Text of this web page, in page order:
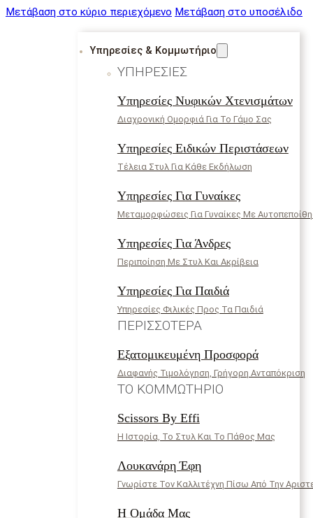
Μετάβαση στο κύριο περιεχόμενο Μετάβαση στο υποσέλιδο
Υπηρεσίες & Κομμωτήριο
ΥΠΗΡΕΣΊΕΣ
Υπηρεσίες Νυφικών Χτενισμάτων
Διαχρονική Ομορφιά Για Το Γάμο Σας
Υπηρεσίες Ειδικών Περιστάσεων
Τέλεια Στυλ Για Κάθε Εκδήλωση
Υπηρεσίες Για Γυναίκες
Μεταμορφώσεις Για Γυναίκες Με
Υπηρεσίες Για Άνδρες
Περιποίηση Με Στυλ Και Ακρίβεια
Υπηρεσίες Για Παιδιά
Υπηρεσίες Φιλικές Προς Τα Παιδιά
ΠΕΡΙΣΣΌΤΕΡΑ
Εξατομικευμένη Προσφορά
Διαφανής Τιμολόγηση, Γρήγορη Ανταπόκριση
ΤΟ ΚΟΜΜΩΤΉΡΙΟ
Scissors By Effi
Η Ιστορία, Το Στυλ Και Το Πάθος Μας
Λουκανάρη Έφη
Γνωρίστε Τον Καλλιτέχνη Πίσω Από Την
Η Ομάδα Μας